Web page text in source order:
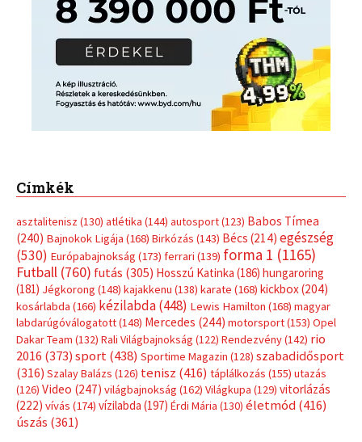
Címkék
asztalitenisz (130) atlétika (144) autosport(123) Babos Tímea
(240) Bajnokok Ligája (168) Birkózás (143) Bécs (214) egészség
(530) Európabajnokság (173) ferrari (139) forma 1 (1165)
Futball (760) futás (305) Hosszú Katinka (186) hungaroring
(181) Jégkorong (148) kajakkenu (138) karate (168) kickbox(204)
kosárlabda (166) kézilabda(448) Lewis Hamilton (168) magyar
labdarúgóválogatott(148) Mercedes (244) motorsport(153) Opel
Dakar Team (132) Rali Világbajnokság (122) Rendezvény(142) rio
2016 (373) sport(438) Sportime Magazin (128) szabadidősport
(316) Szalay Balázs (126) tenisz (416) táplálkozás (155) utazás
(126) Video (247) világbajnokság (162) Világkupa (129) vitorlázás
(222) vívás (174) vízilabda (197) Érdi Mária (130) életmód(416)
úszás (361)